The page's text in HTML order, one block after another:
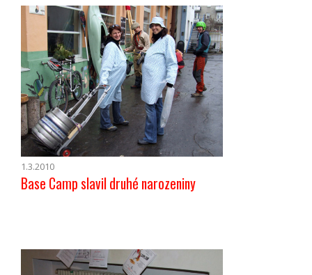
1.3.2010
Base Camp slavil druhé narozeniny